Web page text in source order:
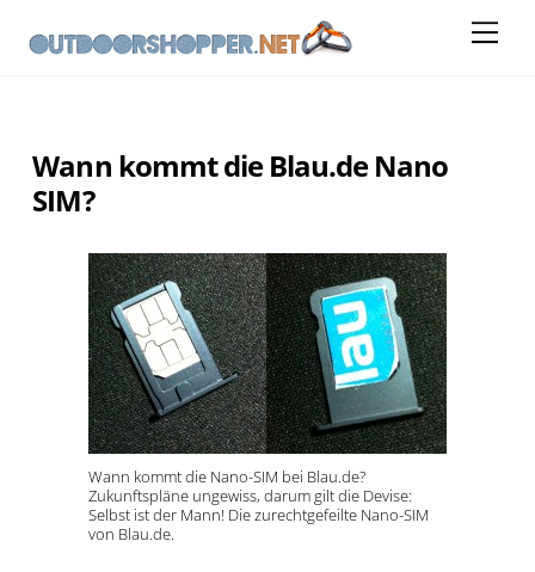
content
Wann kommt die Blau.de Nano
SIM?
Wann kommt die Nano-SIM bei Blau.de?
Zukunftspläne ungewiss, darum gilt die Devise:
Selbst ist der Mann! Die zurechtgefeilte Nano-SIM
von Blau.de.